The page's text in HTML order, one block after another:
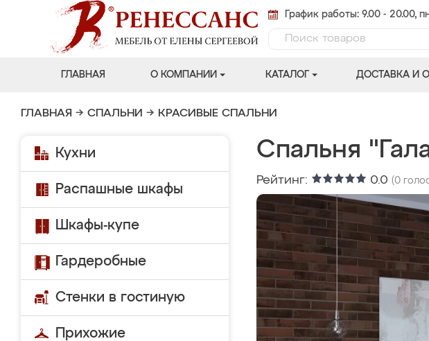
График работы: 9.00 - 20.00,
ГЛАВНАЯ О КОМПАНИИ КАТАЛОГ ДОСТАВКА И
ГЛАВНАЯ → СПАЛЬНИ → КРАСИВЫЕ СПАЛЬНИ
Кухни
Распашные шкафы
Шкафы-купе
Гардеробные
Стенки в гостиную
Прихожие
Спальня
Рейтинг: 0.0 (0